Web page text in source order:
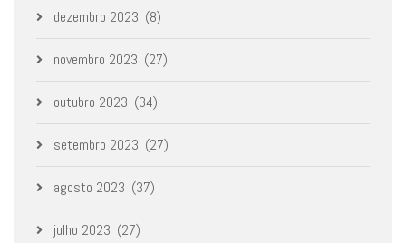
dezembro 2023 (8)
novembro 2023 (27)
outubro 2023 (34)
setembro 2023 (27)
agosto 2023 (37)
julho 2023 (27)